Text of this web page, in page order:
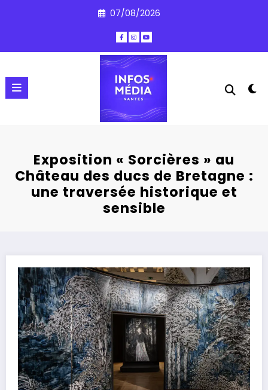
07/08/2026
Exposition « Sorcières » au
Château des ducs de Bretagne :
une traversée historique et
sensible